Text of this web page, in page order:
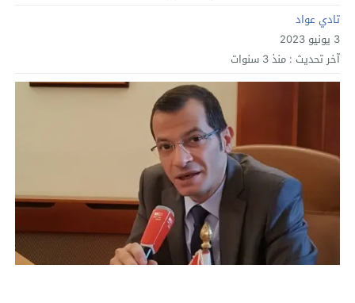
تادي عواد
3 يونيو 2023
آخر تحديث : منذ 3 سنوات